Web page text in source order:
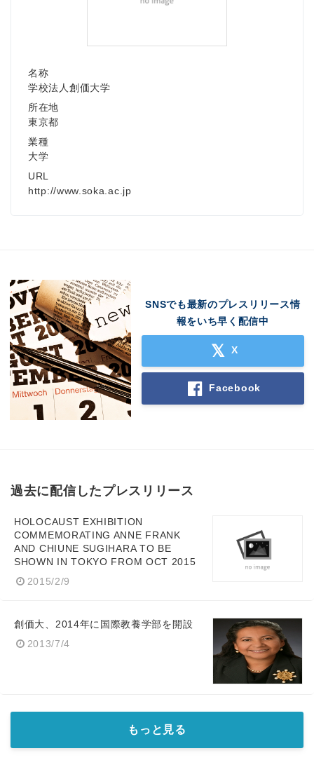
名称
学校法人創価大学
所在地
東京都
業種
大学
URL
http://www.soka.ac.jp
SNSでも最新のプレスリリース情
報をいち早く配信中
X
Facebook
過去に配信したプレスリリース
HOLOCAUST EXHIBITION
COMMEMORATING ANNE FRANK
AND CHIUNE SUGIHARA TO BE
SHOWN IN TOKYO FROM OCT 2015
2015/2/9
創価大、2014年に国際教養学部を開設
2013/7/4
もっと見る